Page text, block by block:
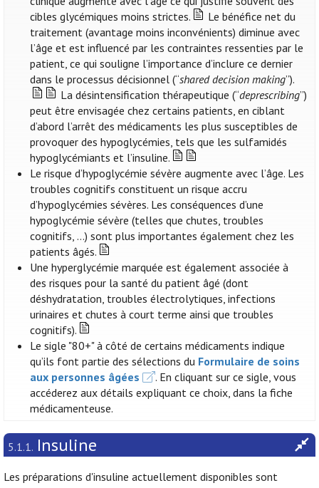
cibles glycémiques moins strictes.
Le bénéfice net du
traitement (avantage moins inconvénients) diminue avec
l’âge et est influencé par les contraintes ressenties par le
patient, ce qui souligne l’importance d’inclure ce dernier
dans le processus décisionnel (“shared decision making”).
La désintensification thérapeutique (“deprescribing”)
peut être envisagée chez certains patients, en ciblant
d’abord l’arrêt des médicaments les plus susceptibles de
provoquer des hypoglycémies, tels que les sulfamidés
hypoglycémiants et l’insuline.
Le risque d’hypoglycémie sévère augmente avec l’âge. Les
troubles cognitifs constituent un risque accru
d’hypoglycémies sévères. Les conséquences d’une
hypoglycémie sévère (telles que chutes, troubles
cognitifs, …) sont plus importantes également chez les
patients âgés.
Une hyperglycémie marquée est également associée à
des risques pour la santé du patient âgé (dont
déshydratation, troubles électrolytiques, infections
urinaires et chutes à court terme ainsi que troubles
cognitifs).
Le sigle "80+" à côté de certains médicaments indique
qu’ils font partie des sélections du Formulaire de soins
aux personnes âgées
. En cliquant sur ce sigle, vous
accéderez aux détails expliquant ce choix, dans la fiche
médicamenteuse.
5.1.1. Insuline
Les préparations d'insuline actuellement disponibles sont